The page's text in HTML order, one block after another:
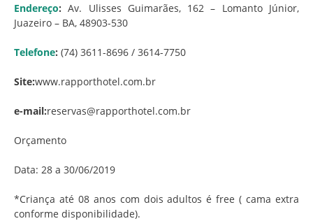
Endereço:Av. Ulisses Guimarães, 162 – Lomanto Júnior,
Juazeiro – BA, 48903-530
Telefone: (74) 3611-8696 / 3614-7750
Site:www.rapporthotel.com.br
e-mail:reservas@rapporthotel.com.br
Orçamento
Data: 28 a 30/06/2019
*Criança até 08 anos com dois adultos é free ( cama extra
conforme disponibilidade).